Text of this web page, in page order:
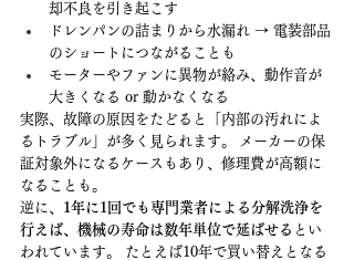
却不良を引き起こす
ドレンパンの詰まりから水漏れ → 電装部品
のショートにつながることも
モーターやファンに異物が絡み、動作音が
大きくなる or 動かなくなる
実際、故障の原因をたどると「内部の汚れによ
るトラブル」が多く見られます。 メーカーの保
証対象外になるケースもあり、修理費が高額に
なることも。
逆に、 1年に1回でも専門業者による分解洗浄を
行えば、機械の寿命は数年単位で延ばせる とい
われています。 たとえば10年で買い替えとなる